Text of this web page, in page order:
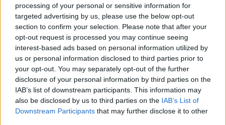
processing of your personal or sensitive information for
targeted advertising by us, please use the below opt-out
section to confirm your selection. Please note that after your
opt-out request is processed you may continue seeing
interest-based ads based on personal information utilized by
us or personal information disclosed to third parties prior to
your opt-out. You may separately opt-out of the further
disclosure of your personal information by third parties on the
IAB’s list of downstream participants. This information may
also be disclosed by us to third parties on the IAB’s List of
Downstream Participants that may further disclose it to other
A passzok mintha kevésbé lennének pontosak